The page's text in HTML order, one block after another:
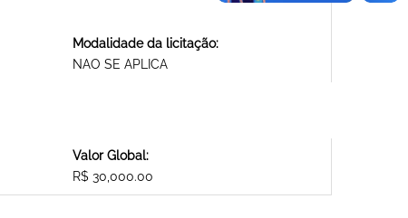
Modalidade da licitação:
NAO SE APLICA
Valor Global:
R$ 30,000.00